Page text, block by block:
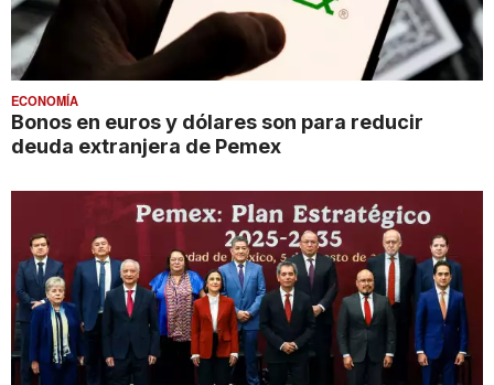
ECONOMÍA
Bonos en euros y dólares son para reducir
deuda extranjera de Pemex